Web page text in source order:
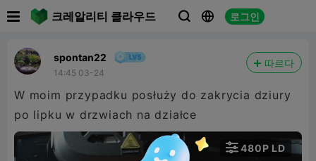
크레알리티 클라우드   로그인
spontan22
14:45 03-24
따르다
W moim przypadku posłuży do zakrycia dziury
po lipku w drzwiach na działce
480P LD